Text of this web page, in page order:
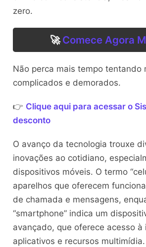
zero.
🚀Comece Agora
Não perca mais tempo tentando
complicados e demorados.
👉 Clique aqui para acessar o
desconto
O avanço da tecnologia trouxe
inovações ao cotidiano,
dispositivos móveis. O termo
aparelhos que oferecem
de chamada e mensagens,
“smartphone” indica um
avançado, que oferece acesso à
aplicativos e recursos multimídia.